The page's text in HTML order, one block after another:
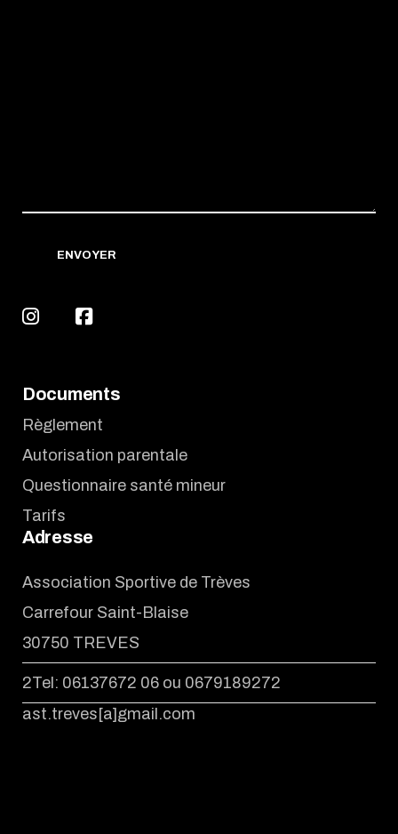
ENVOYER
Documents
Règlement
Autorisation parentale
Questionnaire santé mineur
Tarifs
Adresse
Association Sportive de Trèves
Carrefour Saint-Blaise
30750 TREVES
2Tel: 06137672 06 ou 0679189272
ast.treves[a]gmail.com